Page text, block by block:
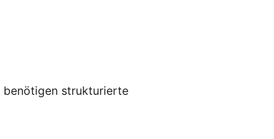
benötigen strukturierte